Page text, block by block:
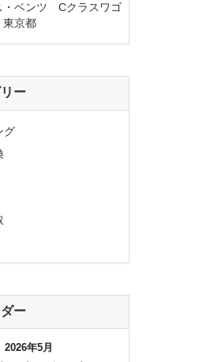
・ベンツ Cクラスワゴ
京都
ー
グ
ー
2026年5月